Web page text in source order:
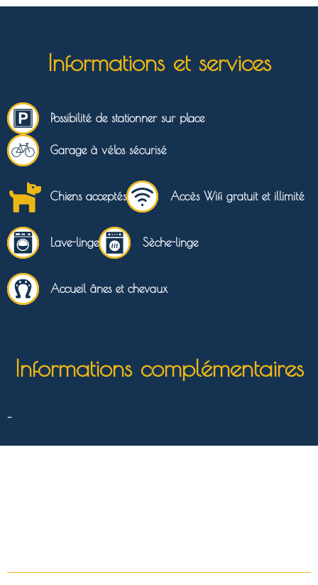
Informations et services
Possibilité de stationner sur place
Garage à vélos sécurisé
Chiens acceptés Accès Wifi gratuit et illimité
Lave-linge Sèche-linge
Accueil ânes et chevaux
Informations complémentaires
–